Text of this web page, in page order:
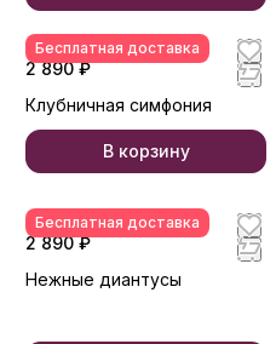
Бесплатная доставка
2 890 ₽
Клубничная симфония
В корзину
Бесплатная доставка
2 890 ₽
Нежные диантусы